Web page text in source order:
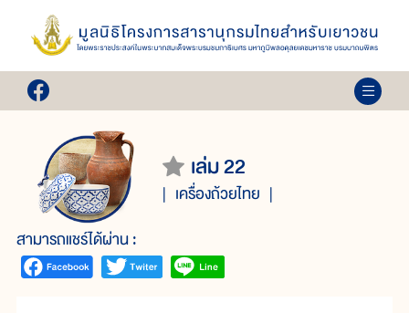
เล่ม 22
เครื่องถ้วยไทย
สามารถแชร์ได้ผ่าน :